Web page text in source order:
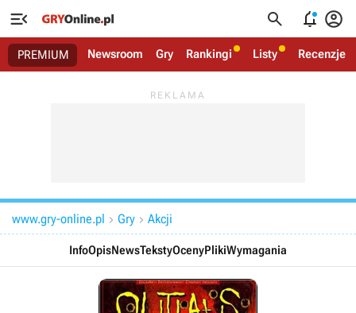
   
PREMIUM Newsroom Gry Rankingi Listy Recenzje
www.gry-online.pl  Gry  Akcji
InfoOpisNewsTekstyOcenyPlikiWymagania